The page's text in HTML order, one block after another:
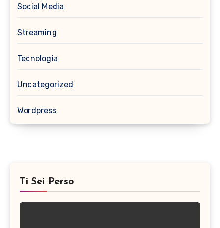
Social Media
Streaming
Tecnologia
Uncategorized
Wordpress
Ti Sei Perso